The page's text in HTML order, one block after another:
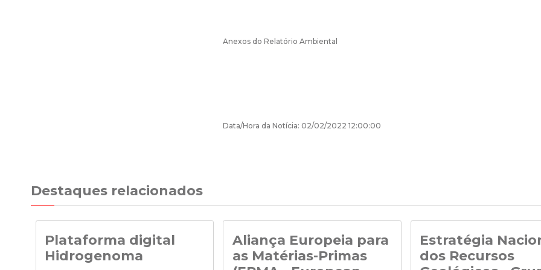
Anexos do Relatório Ambiental
Data/Hora da Notícia: 02/02/2022 12:00:00
Destaques relacionados
Plataforma digital
Hidrogenoma
Aliança Europeia para
as Matérias-Primas
Estratégia
dos Recursos